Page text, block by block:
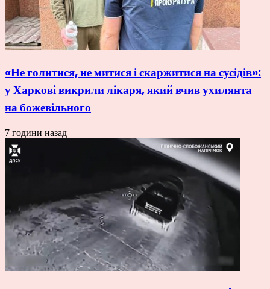
«Не голитися, не митися і скаржитися на сусідів»:
у Харкові викрили лікаря, який вчив ухилянта
на божевільного
7 години назад